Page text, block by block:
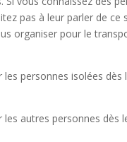
pas à leur parler de ce
organiser pour le
les personnes isolées dès
les autres personnes dès